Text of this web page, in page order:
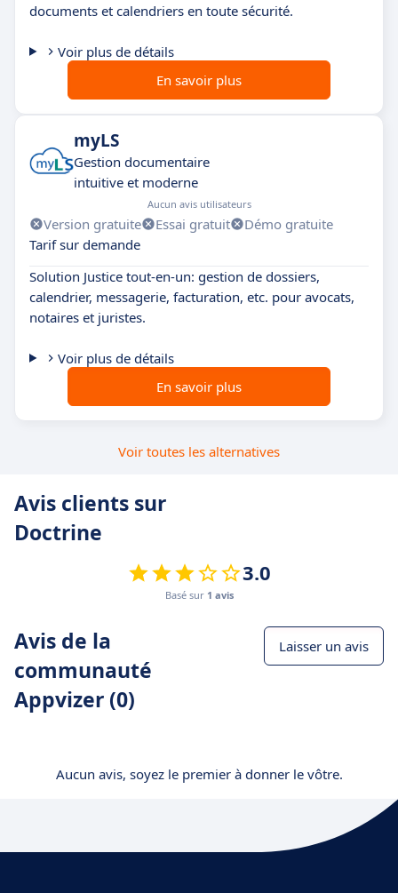
documents et calendriers en toute sécurité.
Voir plus de détails
En savoir plus
myLS
Gestion documentaire
intuitive et moderne
Aucun avis utilisateurs
Version gratuite Essai gratuit
Démo gratuite
Tarif sur demande
Solution Justice tout-en-un: gestion de dossiers,
calendrier, messagerie, facturation, etc. pour avocats,
notaires et juristes.
Voir plus de détails
En savoir plus
Voir toutes les alternatives
Avis clients sur
Doctrine
3.0
Basé sur 1 avis
Avis de la
communauté
Appvizer (0)
Laisser un avis
Aucun avis, soyez le premier à donner le vôtre.